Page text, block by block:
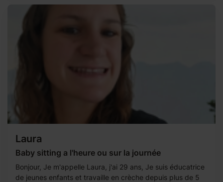
Laura
Baby sitting a l'heure ou sur la journée
Bonjour, Je m'appelle Laura, j'ai 29 ans, Je suis éducatrice
de jeunes enfants et travaille en crèche depuis plus de 5